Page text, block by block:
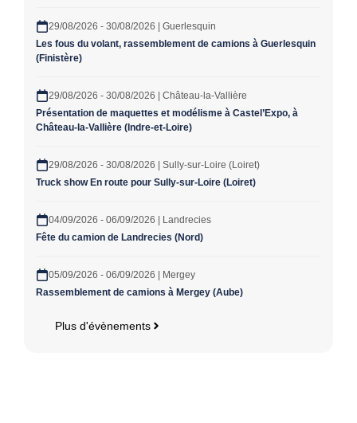
29/08/2026 - 30/08/2026 | Guerlesquin
Les fous du volant, rassemblement de camions à Guerlesquin
(Finistère)
29/08/2026 - 30/08/2026 | Château-la-Vallière
Présentation de maquettes et modélisme à Castel’Expo, à
Château-la-Vallière (Indre-et-Loire)
29/08/2026 - 30/08/2026 | Sully-sur-Loire (Loiret)
Truck show En route pour Sully-sur-Loire (Loiret)
04/09/2026 - 06/09/2026 | Landrecies
Fête du camion de Landrecies (Nord)
05/09/2026 - 06/09/2026 | Mergey
Rassemblement de camions à Mergey (Aube)
Plus d'évènements